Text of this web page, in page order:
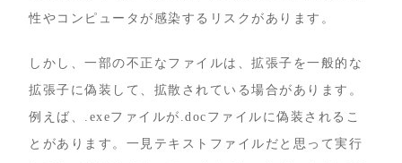
性やコンピュータが感染するリスクがあります。
しかし、一部の不正なファイルは、拡張子を一般的な
拡張子に偽装して、拡散されている場合があります。
例えば、.exeファイルが.docファイルに偽装されるこ
とがあります。一見テキストファイルだと思って実行